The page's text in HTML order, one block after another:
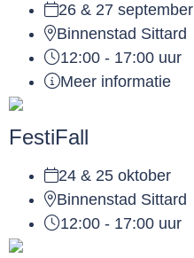
26 & 27 september
Binnenstad Sittard
12:00 - 17:00 uur
Meer informatie
FestiFall
24 & 25 oktober
Binnenstad Sittard
12:00 - 17:00 uur